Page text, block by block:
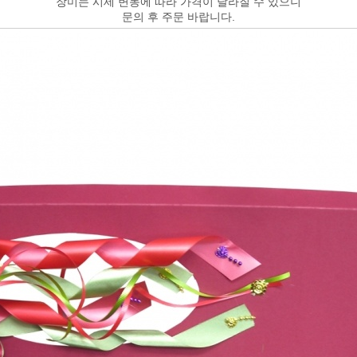
문의 후 주문 바랍니다.